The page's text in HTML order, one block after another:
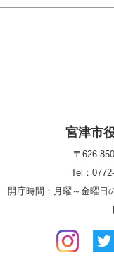
宮津市
〒626-
Tel：
開庁時間：月曜～金曜日